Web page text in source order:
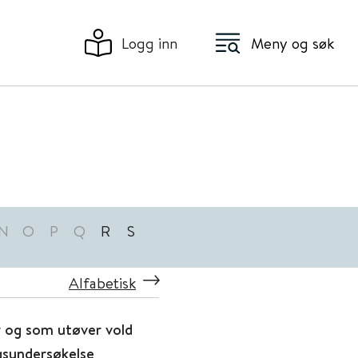
Logg inn Meny og søk
N O P Q R S
Alfabetisk
som utøver vold